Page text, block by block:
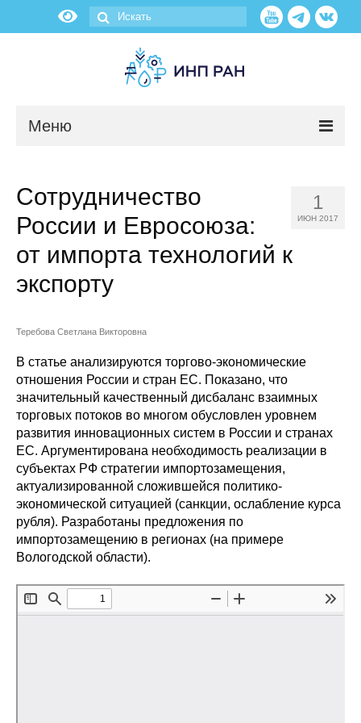
Меню
О нас
Научные подразделения
Сотрудники
Отчетность
Противодействие коррупции
Материалы для СМИ
Публикации
Научная жизнь
Издания
1
ИЮН 2017
Сотрудничество
России и Евросоюза:
от импорта технологий к
экспорту
Теребова Светлана Викторовна
В статье анализируются торгово-экономические
отношения России и стран ЕС. Показано, что
значительный качественный дисбаланс взаимных
торговых потоков во многом обусловлен уровнем
развития инновационных систем в России и странах
ЕС. Аргументирована необходимость реализации в
субъектах РФ стратегии импортозамещения,
актуализированной сложившейся политико-
экономической ситуацией (санкции, ослабление курса
рубля). Разработаны предложения по
импортозамещению в регионах (на примере
Вологодской области).